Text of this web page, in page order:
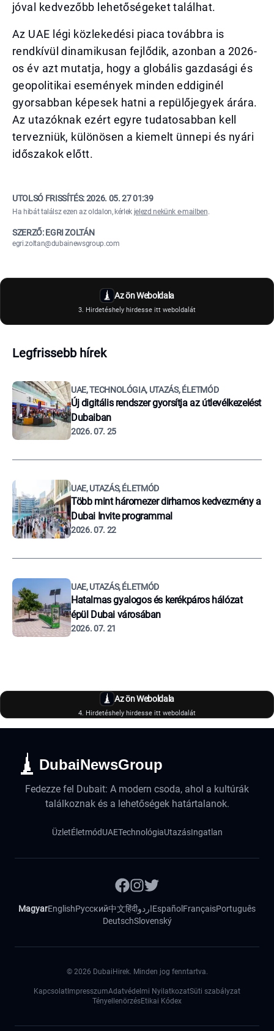
jóval kedvezőbb lehetőségeket találhat.
Az UAE légi közlekedési piaca továbbra is
rendkívül dinamikusan fejlődik, azonban a 2026-
os év azt mutatja, hogy a globális gazdasági és
geopolitikai események minden eddiginél
gyorsabban képesek hatni a repülőjegyek árára.
Az utazóknak ezért egyre tudatosabban kell
tervezniük, különösen a kiemelt ünnepi és nyári
időszakok előtt.
UTOLSÓ FRISSÍTÉS:2026. 05. 27 01:39
Ha hibát találsz ezen az oldalon, kérlek jelezd nekünk e-mailben.
SZERZŐ: EGRI ZOLTÁN
egri.zoltan@dubainewsgroup.com
Az ön Weboldala
3. Hirdetéshely hirdesse itt weboldalát
Legfrissebb hírek
UAE, TECHNOLÓGIA, UTAZÁS, ÉLETMÓD
Új digitális rendszer gyorsítja az útlevélkezelést
Dubaiban
2026. 07. 25
UAE, UTAZÁS, ÉLETMÓD
Több mint háromezer dirhamos kedvezmény a
Dubai Invite programmal
2026. 07. 22
UAE, UTAZÁS, ÉLETMÓD
Hatalmas gyalogos és kerékpáros hálózat
épül Dubai városában
2026. 07. 21
Az ön Weboldala
4. Hirdetéshely hirdesse itt weboldalát
DubaiNewsGroup
Fedezze fel Dubait: A modern csoda, ahol a kultúrák
találkoznak és a lehetőségek határtalanok.
ÜzletÉletmódUAETechnológiaUtazásIngatlan
MagyarEnglishРусский中文हिंदीاردوEspañol FrançaisPortuguês
DeutschSlovenský
© 2026 DubaiHirek. Minden jog fenntartva.
Kapcsolat ImpresszumAdatvédelmi NyilatkozatSüti szabályzat
TényellenörzésEtikai Kódex